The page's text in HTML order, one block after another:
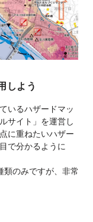
しよう
いるハザードマッ
サイト」を運営し
に重ねたいハザー
で分かるように
類のみですが、非常